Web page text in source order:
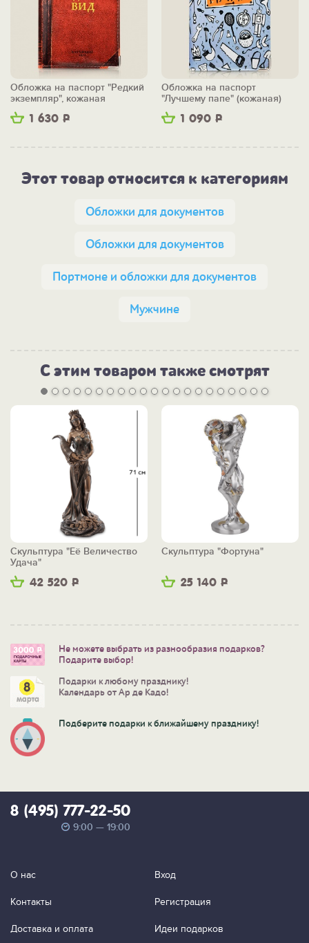
1 630 Р
Обложка на паспорт "Редкий
экземпляр", кожаная
1 090 Р
Обложка на паспорт
"Лучшему папе" (кожаная)
Этот товар относится к категориям
Обложки для документов
Обложки для документов
Портмоне и обложки для документов
Мужчине
С этим товаром также смотрят
42 520 Р
Скульптура "Её Величество
Удача"
25 140 Р
Скульптура "Фортуна"
Не можете выбрать из разнообразия подарков?
Подарите выбор!
Подарки к любому празднику!
Календарь от Ар де Кадо!
Подберите подарки к ближайшему празднику!
8 (495) 777-22-50
9:00 — 19:00
О нас
Контакты
Доставка и оплата
Вход
Регистрация
Идеи подарков